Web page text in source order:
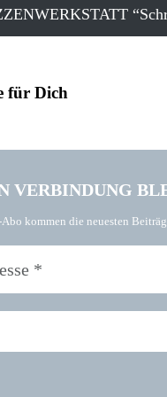
für Dich
VERBINDUNG
kommen die neuesten